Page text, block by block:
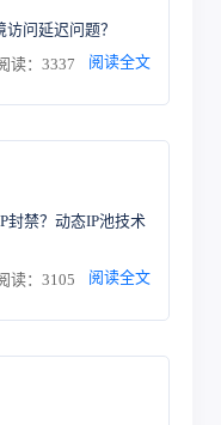
问延迟问题？
读：3337 阅读全文
封禁？动态IP池技术
读：3105 阅读全文